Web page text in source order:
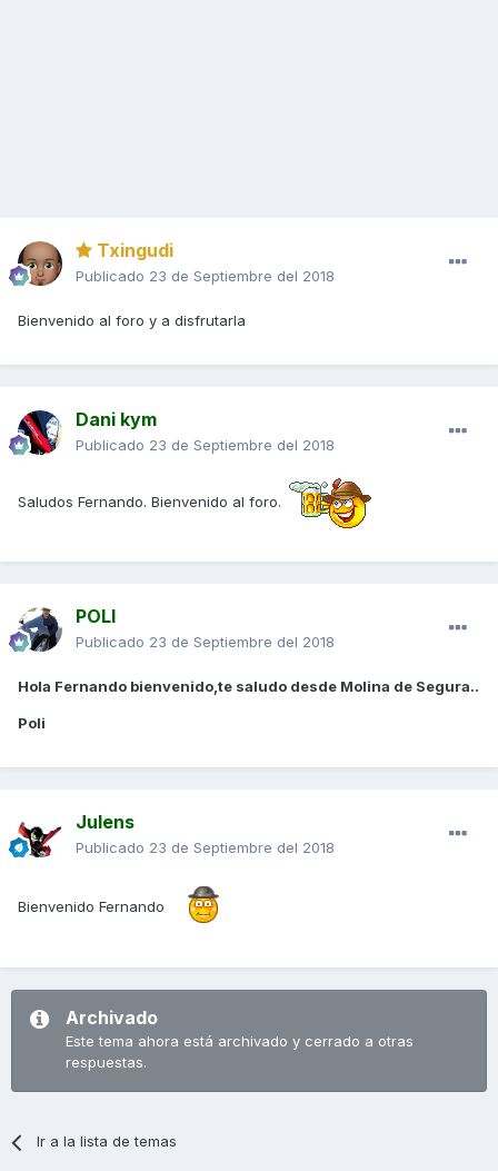
Txingudi
Publicado 23 de Septiembre del 2018
Bienvenido al foro y a disfrutarla
Dani kym
Publicado 23 de Septiembre del 2018
Saludos Fernando. Bienvenido al foro.
POLI
Publicado 23 de Septiembre del 2018
Hola Fernando bienvenido,te saludo desde Molina de Segura..
Poli
Julens
Publicado 23 de Septiembre del 2018
Bienvenido Fernando
Archivado
Este tema ahora está archivado y cerrado a otras
respuestas.
Ir a la lista de temas